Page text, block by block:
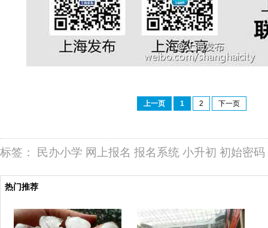
上一页 1 2 下一页
标签： 民办小学 网上报名 报名系统 小升初 初始密码
热门推荐